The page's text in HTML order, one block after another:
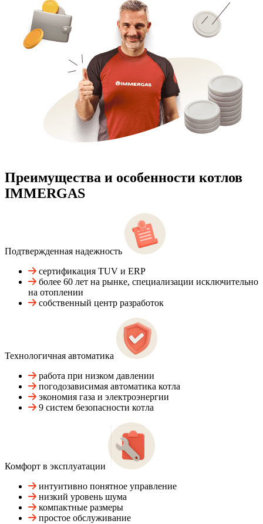
Преимущества и особенности котлов
IMMERGAS
Подтвержденная надежность
сертификация TUV и ERP
более 60 лет на рынке, специализации исключительно
на отоплении
собственный центр разработок
Технологичная автоматика
работа при низком давлении
погодозависимая автоматика котла
экономия газа и электроэнергии
9 систем безопасности котла
Комфорт в эксплуатации
интуитивно понятное управление
низкий уровень шума
компактные размеры
простое обслуживание